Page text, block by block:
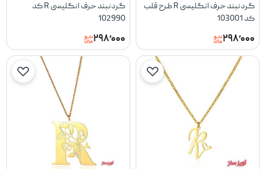
گردنبند حرف انگلیسی R طرح قلب
کد 103001
۲۹۸٬۰۰۰
گردنبند حرف انگلیسی R کد
102990
۲۹۸٬۰۰۰